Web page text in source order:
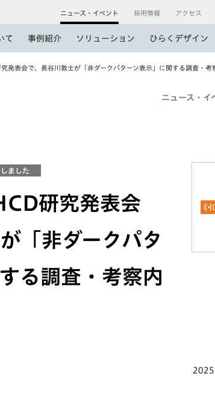
て 事例紹介 ソリューション ひらくデザイン
ニュース・イベント 採用情報 アクセス
発表会で、長谷川敦士が「非ダークパターン表示」に関する調査・考
ニュース・イ
ました
研究発表会
「非ダークパタ
る調査・考察内